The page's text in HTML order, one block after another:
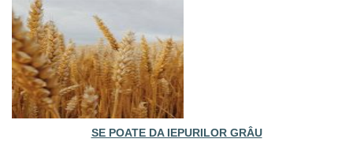
SE POATE DA IEPURILOR GRÂU